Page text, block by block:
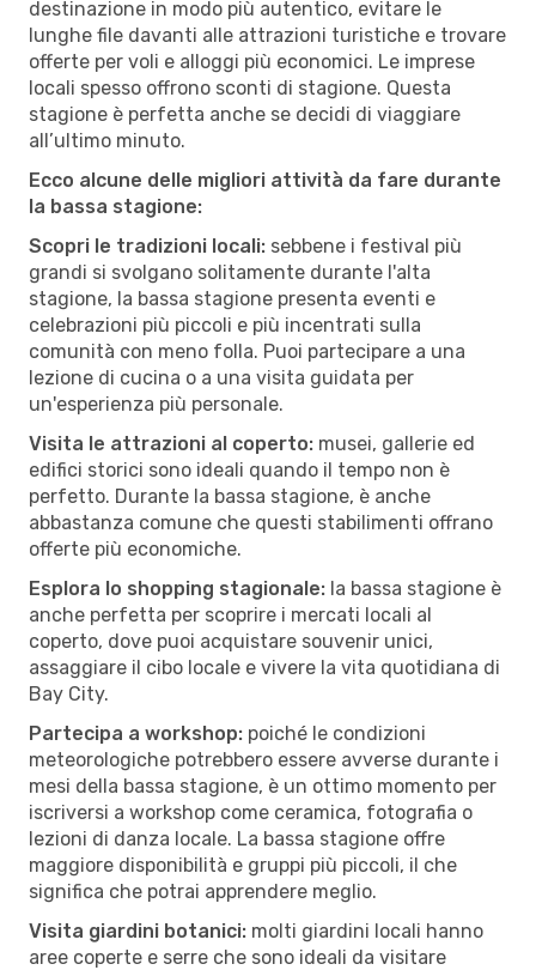
destinazione in modo più autentico, evitare le
lunghe file davanti alle attrazioni turistiche e trovare
offerte per voli e alloggi più economici. Le imprese
locali spesso offrono sconti di stagione. Questa
stagione è perfetta anche se decidi di viaggiare
all’ultimo minuto.
Ecco alcune delle migliori attività da fare durante
la bassa stagione:
Scopri le tradizioni locali: sebbene i festival più
grandi si svolgano solitamente durante l'alta
stagione, la bassa stagione presenta eventi e
celebrazioni più piccoli e più incentrati sulla
comunità con meno folla. Puoi partecipare a una
lezione di cucina o a una visita guidata per
un'esperienza più personale.
Visita le attrazioni al coperto: musei, gallerie ed
edifici storici sono ideali quando il tempo non è
perfetto. Durante la bassa stagione, è anche
abbastanza comune che questi stabilimenti offrano
offerte più economiche.
Esplora lo shopping stagionale: la bassa stagione è
anche perfetta per scoprire i mercati locali al
coperto, dove puoi acquistare souvenir unici,
assaggiare il cibo locale e vivere la vita quotidiana di
Bay City.
Partecipa a workshop: poiché le condizioni
meteorologiche potrebbero essere avverse durante i
mesi della bassa stagione, è un ottimo momento per
iscriversi a workshop come ceramica, fotografia o
lezioni di danza locale. La bassa stagione offre
maggiore disponibilità e gruppi più piccoli, il che
significa che potrai apprendere meglio.
Visita giardini botanici: molti giardini locali hanno
aree coperte e serre che sono ideali da visitare